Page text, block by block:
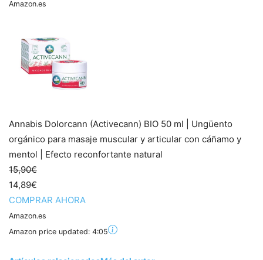
Amazon.es
Annabis Dolorcann (Activecann) BIO 50 ml | Ungüento
orgánico para masaje muscular y articular con cáñamo y
mentol | Efecto reconfortante natural
15,90€
14,89€
COMPRAR AHORA
Amazon.es
Amazon price updated: 4:05